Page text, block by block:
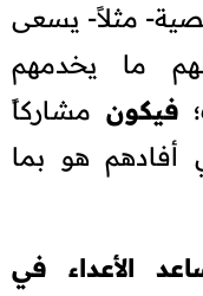
مثلاً- يسعى
لهم ما يخدمهم
فيكونمشاركاً
أفادهم هو بما
الأعداء في